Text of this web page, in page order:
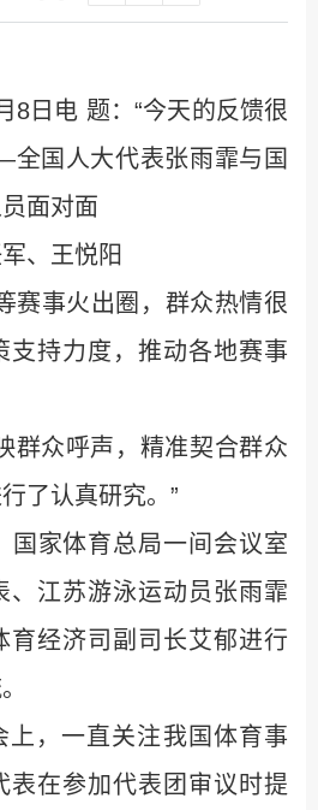
8日电 题：“今天的反馈很
国人大代表张雨霏与国
面对面
、王悦阳
等赛事火出圈，群众热情很
支持力度，推动各地赛事
群众呼声，精准契合群众
了认真研究。”
国家体育总局一间会议室
、江苏游泳运动员张雨霏
育经济司副司长艾郁进行
上，一直关注我国体育事
表在参加代表团审议时提